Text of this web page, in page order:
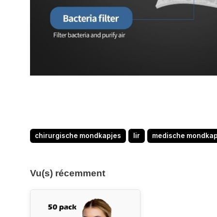
chirurgische mondkapjes Iir medische
Vu(s) récemment